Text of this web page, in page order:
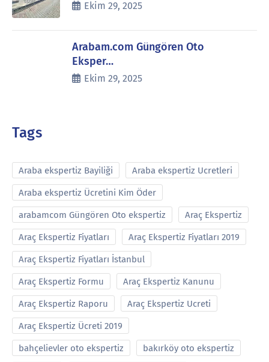
Ekim 29, 2025
Arabam.com Güngören Oto
Eksper…
Ekim 29, 2025
Tags
Araba ekspertiz Bayiliği Araba ekspertiz Ucretleri
Araba ekspertiz Ücretini Kim Öder
arabamcom Güngören Oto ekspertiz Araç Ekspertiz
Araç Ekspertiz Fiyatları Araç Ekspertiz Fiyatları 2019
Araç Ekspertiz Fiyatları İstanbul
Araç Ekspertiz Formu Araç Ekspertiz Kanunu
Araç Ekspertiz Raporu Araç Ekspertiz Ucreti
Araç Ekspertiz Ücreti 2019
bahçelievler oto ekspertiz bakırköy oto ekspertiz